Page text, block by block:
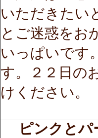
いただきたい
とご迷惑をお
いっぱいです
す。２２日の
けください。
ピンクとパ